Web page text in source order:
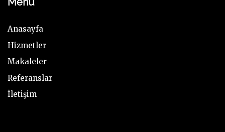
Anasayfa
Hizmetler
Makaleler
Referanslar
İletişim